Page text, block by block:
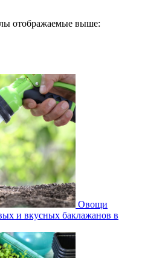
отображаемые выше:
Овощи
и вкусных баклажанов в